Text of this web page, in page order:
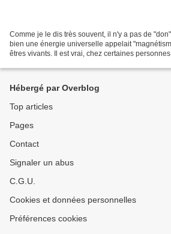
Comme je le dis très souvent, il n'y a pas de
bien une énergie universelle appelait
êtres vivants. Il est vrai, chez certaines
Hébergé par Overblog
Top articles
Pages
Contact
Signaler un abus
C.G.U.
Cookies et données personnelles
Préférences cookies